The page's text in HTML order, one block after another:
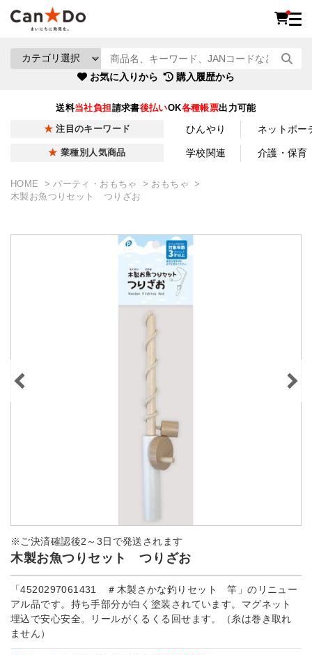
お気に入りから 購入履歴から
送料当社負担請求書後払いOK各種帳票出力可能
注目のキーワード ひんやり ネットポー
業種別人気商品 学校関連 介護・保育
HOME パーティ・おもちゃ
おもちゃ
木製お魚つりセット つりざお
※ご決済確認後2～3日で発送されます
木製お魚つりセット つりざお
「4520297061431 ＃木製さかな釣りセット 竿」のリニュー
アル品です。持ち手部分が白く塗装されています。マグネット
埋込で安心安全。リールがくるくる回せます。（糸は巻き取れ
ません）